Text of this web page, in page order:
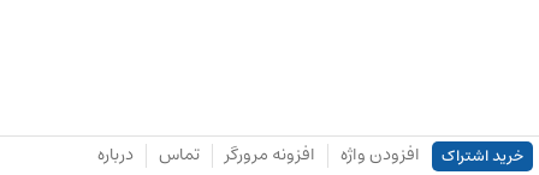
خرید اشتراک افزودن واژه افزونه مرورگر تماس درباره